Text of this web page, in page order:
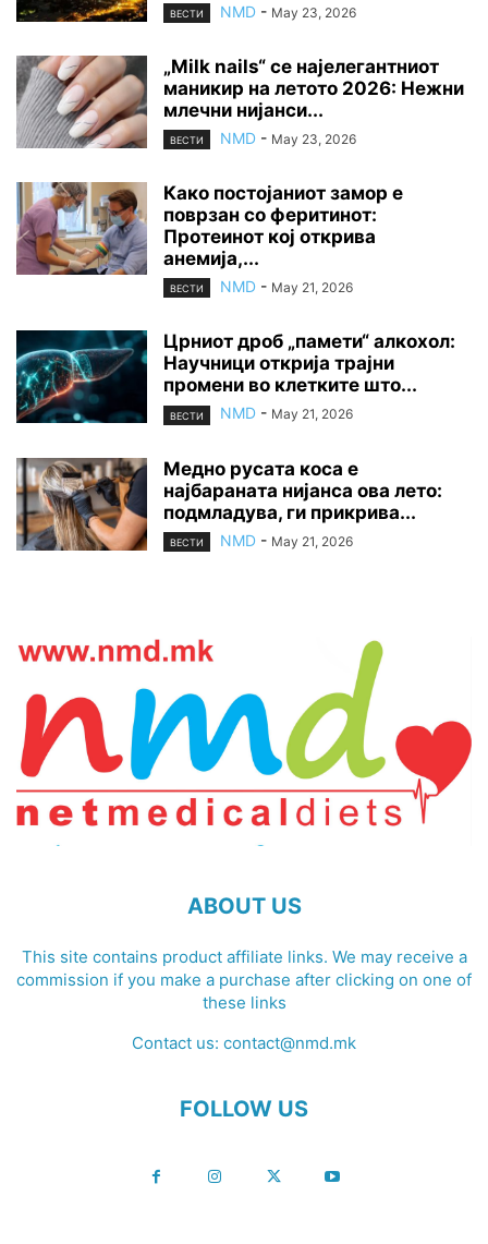
ВЕСТИ NMD - May 23, 2026
„Milk nails“ се најелегантниот
маникир на летото 2026: Нежни
млечни нијанси...
ВЕСТИ NMD - May 23, 2026
Како постојаниот замор е
поврзан со феритинот:
Протеинот кој открива
анемија,...
ВЕСТИ NMD - May 21, 2026
Црниот дроб „памети“ алкохол:
Научници открија трајни
промени во клетките што...
ВЕСТИ NMD - May 21, 2026
Медно русата коса е
најбараната нијанса ова лето:
подмладува, ги прикрива...
ВЕСТИ NMD - May 21, 2026
ABOUT US
This site contains product affiliate links. We may receive a
commission if you make a purchase after clicking on one of
these links
Contact us: contact@nmd.mk
FOLLOW US